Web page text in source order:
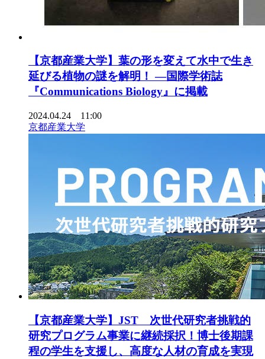
【京都産業大学】葉の形を変えて水中で生き
延びる植物の謎を解明！ ―国際学術誌
『Communications Biology』に掲載
2024.04.24 11:00
京都産業大学
【京都産業大学】JST 次世代研究者挑戦的
研究プログラム事業に継続採択！博士後期課
程の学生を支援し、高度な人材の育成を実現